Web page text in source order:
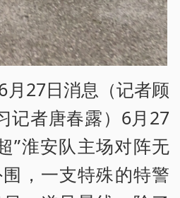
月27日消息（记者顾
记者唐春露）6月27
”淮安队主场对阵无
，一支特殊的特警